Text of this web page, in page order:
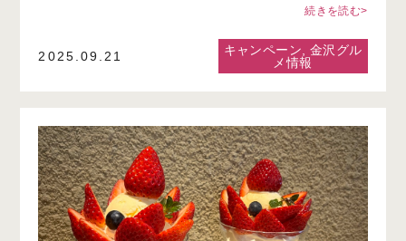
続きを読む>
2025.09.21 キャンペーン
金沢グル
メ情報